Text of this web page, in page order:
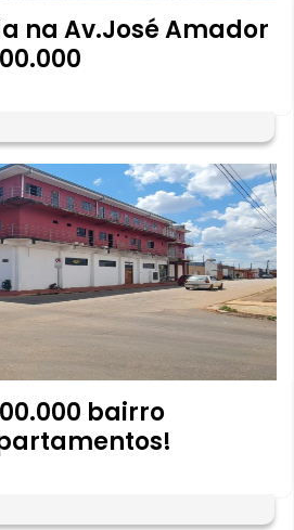
na Av.José Amador
bairro